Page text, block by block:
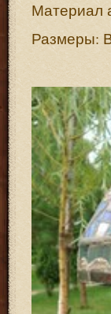
Материал
Размеры: